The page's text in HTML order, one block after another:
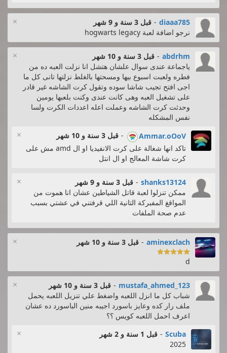
× diaaa785
- قبل 3 سنة و 9 شهر
نرجو اضافة لعبة hogwarts legacy
× abdrhm
- قبل 3 سنة و 10 شهر
ياجماعة عندى سوال علشان هتشل انا نزلت العبه ده من
فطره ولعبت اسبوع بيها ومسحتها بالغلط نزلتها تانى كل ما
اجى افتح تجيب شاشا سوده وتقول كرت الشاشه غير قادر
على تشغيل العبه وهى كانت عندى وكنت بلعبها يومين
وحدثت كرت الشاشه وعملت اعله اعددات الكرت ولسا
نفس المشكله
× Ammar.oOoV
- قبل 3 سنة و 10 شهر
تاكد انها شغالة على كرت الانفيديا او ال amd مش على
كرت شاشة المعالج او ال انتل
× shanks13124
- قبل 3 سنة و 9 شهر
ممكن تنزلوا لعبة قاتل الشياطين عشان انا هموت من
المواقغ المفبركة التانية اللي قرفتني في عشتي بسبب
عدم صحة الملفات
× aminexclach
- قبل 3 سنة و 10 شهر

d
× mustafa_ahmed_123
- قبل 3 سنة و 10 شهر
شباب كل ما انزل اللعبه واضغط علي تنزيل اللعبه يحمل
ملف رار كده وعايز باسورد اجيبه منين الباسورد ده عشان
اعرف احمل اللعبه كويس ؟؟
× Scuba
- قبل 1 سنة و 2 شهر
2025